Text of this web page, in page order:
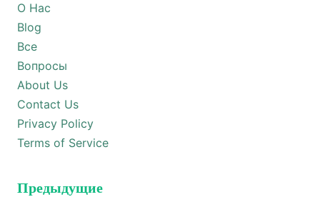
О Нас
Blog
Все
Вопросы
About Us
Contact Us
Privacy Policy
Terms of Service
Предыдущие